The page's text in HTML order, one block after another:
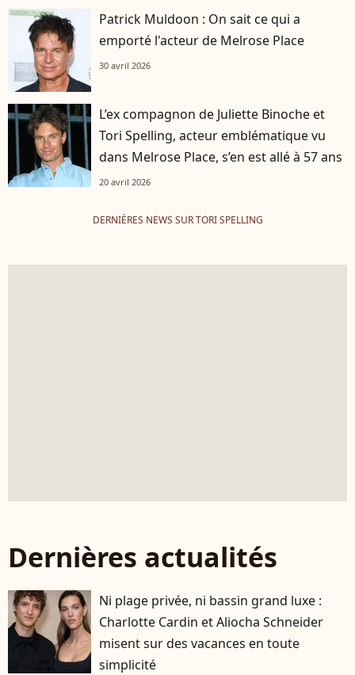
Patrick Muldoon : On sait ce qui a
emporté l'acteur de Melrose Place
30 avril 2026
L’ex compagnon de Juliette Binoche et
Tori Spelling, acteur emblématique vu
dans Melrose Place, s’en est allé à 57 ans
20 avril 2026
DERNIÈRES NEWS SUR TORI SPELLING
Dernières actualités
Ni plage privée, ni bassin grand luxe :
Charlotte Cardin et Aliocha Schneider
misent sur des vacances en toute
simplicité